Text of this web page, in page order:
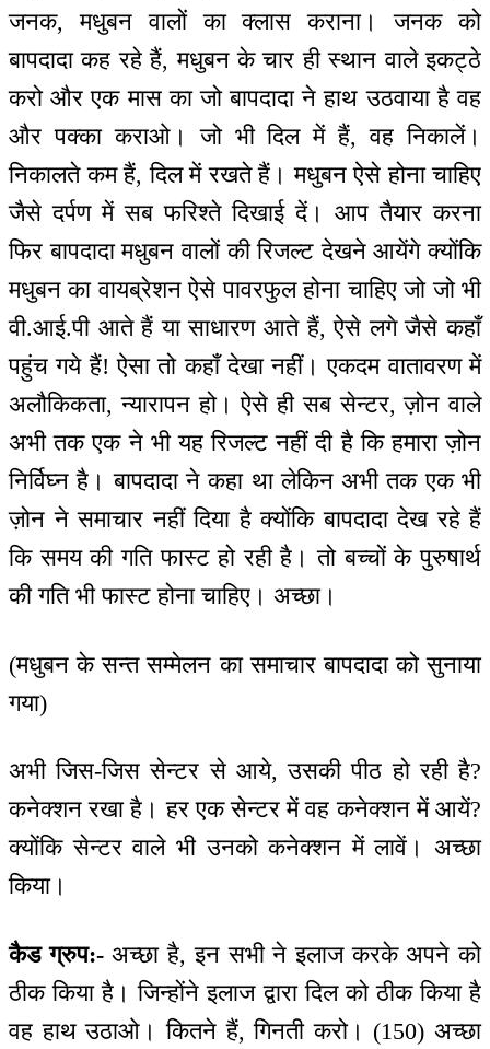
जनक, मधुबन वालों का क्लास कराना। जनक को
बापदादा कह रहे हैं, मधुबन के चार ही स्थान वाले इकट्ठे
करो और एक मास का जो बापदादा ने हाथ उठवाया है वह
और पक्का कराओ। जो भी दिल में हैं, वह निकालें।
निकालते कम हैं, दिल में रखते हैं। मधुबन ऐसे होना चाहिए
जैसे दर्पण में सब फरिश्ते दिखाई दें। आप तैयार करना
फिर बापदादा मधुबन वालों की रिजल्ट देखने आयेंगे क्योंकि
मधुबन का वायब्रेशन ऐसे पावरफुल होना चाहिए जो जो भी
वी.आई.पी आते हैं या साधारण आते हैं, ऐसे लगे जैसे कहाँ
पहुंच गये हैं! ऐसा तो कहाँ देखा नहीं। एकदम वातावरण में
अलौकिकता, न्यारापन हो। ऐसे ही सब सेन्टर, ज़ोन वाले
अभी तक एक ने भी यह रिजल्ट नहीं दी है कि हमारा ज़ोन
निर्विघ्न है। बापदादा ने कहा था लेकिन अभी तक एक भी
ज़ोन ने समाचार नहीं दिया है क्योंकि बापदादा देख रहे हैं
कि समय की गति फास्ट हो रही है। तो बच्चों के पुरुषार्थ
की गति भी फास्ट होना चाहिए। अच्छा।
(मधुबन के सन्त सम्मेलन का समाचार बापदादा को सुनाया
गया)
अभी जिस-जिस सेन्टर से आये, उसकी पीठ हो रही है?
कनेक्शन रखा है। हर एक सेन्टर में वह कनेक्शन में आयें?
क्योंकि सेन्टर वाले भी उनको कनेक्शन में लावें। अच्छा
किया।
कैड ग्रुप:-अच्छा है, इन सभी ने इलाज करके अपने को
ठीक किया है। जिन्होंने इलाज द्वारा दिल को ठीक किया है
वह हाथ उठाओ। कितने हैं, गिनती करो। (150) अच्छा